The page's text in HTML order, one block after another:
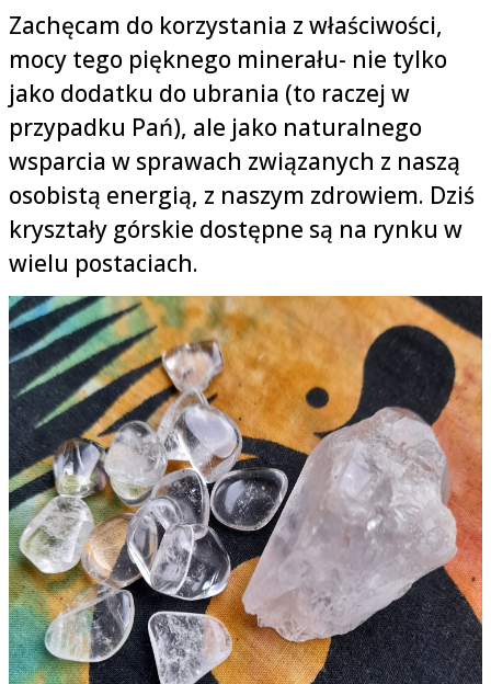
Zachęcam do korzystania z właściwości,
mocy tego pięknego minerału- nie tylko
jako dodatku do ubrania (to raczej w
przypadku Pań), ale jako naturalnego
wsparcia w sprawach związanych z naszą
osobistą energią, z naszym zdrowiem. Dziś
kryształy górskie dostępne są na rynku w
wielu postaciach.